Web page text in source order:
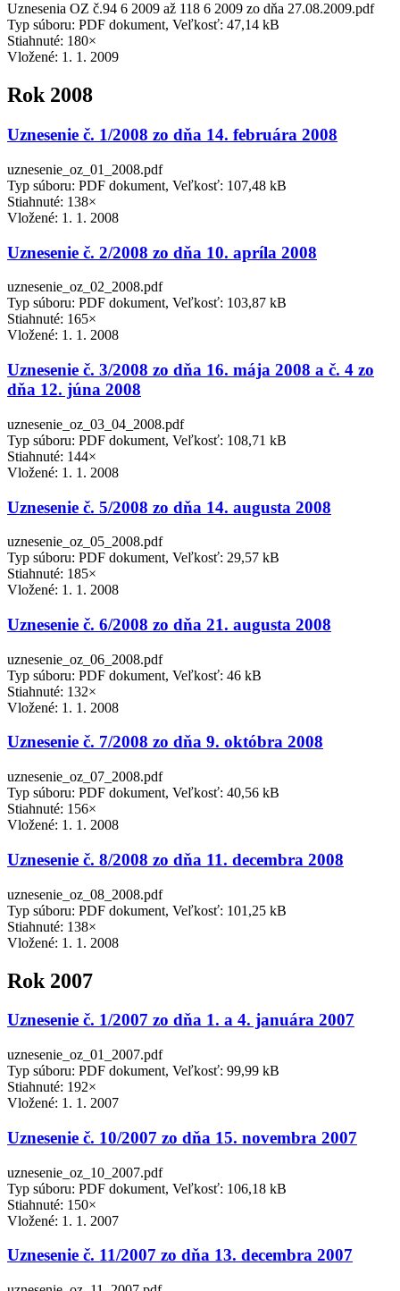
Uznesenia OZ č.94 6 2009 až 118 6 2009 zo dňa 27.08.2009.pdf
Typ súboru: PDF dokument, Veľkosť: 47,14 kB
Stiahnuté: 180×
Vložené: 1. 1. 2009
Rok 2008
Uznesenie č. 1/2008 zo dňa 14. februára 2008
uznesenie_oz_01_2008.pdf
Typ súboru: PDF dokument, Veľkosť: 107,48 kB
Stiahnuté: 138×
Vložené: 1. 1. 2008
Uznesenie č. 2/2008 zo dňa 10. apríla 2008
uznesenie_oz_02_2008.pdf
Typ súboru: PDF dokument, Veľkosť: 103,87 kB
Stiahnuté: 165×
Vložené: 1. 1. 2008
Uznesenie č. 3/2008 zo dňa 16. mája 2008 a č. 4 zo
dňa 12. júna 2008
uznesenie_oz_03_04_2008.pdf
Typ súboru: PDF dokument, Veľkosť: 108,71 kB
Stiahnuté: 144×
Vložené: 1. 1. 2008
Uznesenie č. 5/2008 zo dňa 14. augusta 2008
uznesenie_oz_05_2008.pdf
Typ súboru: PDF dokument, Veľkosť: 29,57 kB
Stiahnuté: 185×
Vložené: 1. 1. 2008
Uznesenie č. 6/2008 zo dňa 21. augusta 2008
uznesenie_oz_06_2008.pdf
Typ súboru: PDF dokument, Veľkosť: 46 kB
Stiahnuté: 132×
Vložené: 1. 1. 2008
Uznesenie č. 7/2008 zo dňa 9. októbra 2008
uznesenie_oz_07_2008.pdf
Typ súboru: PDF dokument, Veľkosť: 40,56 kB
Stiahnuté: 156×
Vložené: 1. 1. 2008
Uznesenie č. 8/2008 zo dňa 11. decembra 2008
uznesenie_oz_08_2008.pdf
Typ súboru: PDF dokument, Veľkosť: 101,25 kB
Stiahnuté: 138×
Vložené: 1. 1. 2008
Rok 2007
Uznesenie č. 1/2007 zo dňa 1. a 4. januára 2007
uznesenie_oz_01_2007.pdf
Typ súboru: PDF dokument, Veľkosť: 99,99 kB
Stiahnuté: 192×
Vložené: 1. 1. 2007
Uznesenie č. 10/2007 zo dňa 15. novembra 2007
uznesenie_oz_10_2007.pdf
Typ súboru: PDF dokument, Veľkosť: 106,18 kB
Stiahnuté: 150×
Vložené: 1. 1. 2007
Uznesenie č. 11/2007 zo dňa 13. decembra 2007